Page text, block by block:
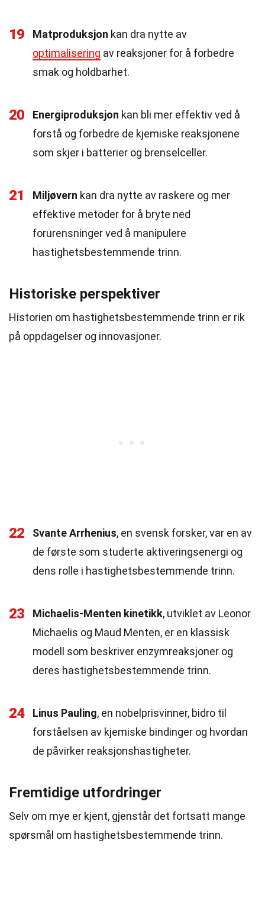
19 Matproduksjon kan dra nytte av
optimalisering av reaksjoner for å forbedre
smak og holdbarhet.
20 Energiproduksjon kan bli mer effektiv ved å
forstå og forbedre de kjemiske reaksjonene
som skjer i batterier og brenselceller.
21 Miljøvern kan dra nytte av raskere og mer
effektive metoder for å bryte ned
forurensninger ved å manipulere
hastighetsbestemmende trinn.
Historiske perspektiver
Historien om hastighetsbestemmende trinn er rik
på oppdagelser og innovasjoner.
22 Svante Arrhenius, en svensk forsker, var en av
de første som studerte aktiveringsenergi og
dens rolle i hastighetsbestemmende trinn.
23 Michaelis-Menten kinetikk, utviklet av Leonor
Michaelis og Maud Menten, er en klassisk
modell som beskriver enzymreaksjoner og
deres hastighetsbestemmende trinn.
24 Linus Pauling, en nobelprisvinner, bidro til
forståelsen av kjemiske bindinger og hvordan
de påvirker reaksjonshastigheter.
Fremtidige utfordringer
Selv om mye er kjent, gjenstår det fortsatt mange
spørsmål om hastighetsbestemmende trinn.